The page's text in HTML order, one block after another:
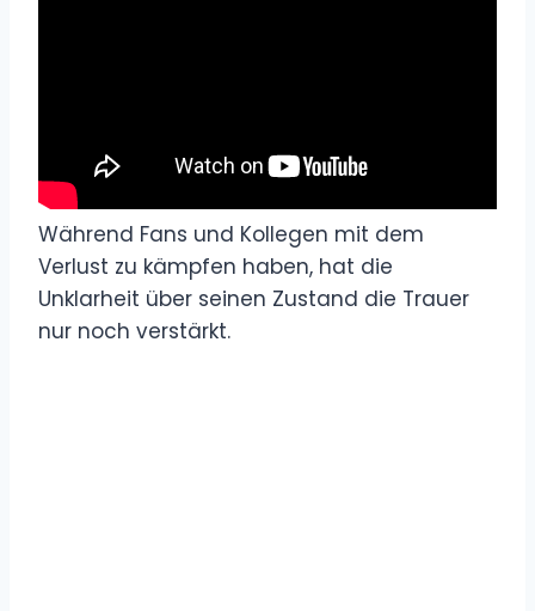
Während Fans und Kollegen mit dem
Verlust zu kämpfen haben, hat die
Unklarheit über seinen Zustand die Trauer
nur noch verstärkt.